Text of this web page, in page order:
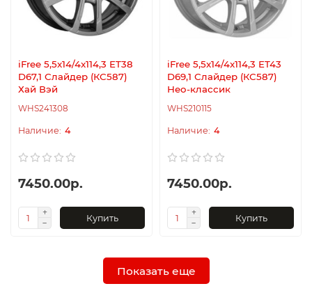
iFree 5,5x14/4x114,3 ET38
D67,1 Слайдер (КС587)
Хай Вэй
WHS241308
4
7450.00р.
Купить
iFree 5,5x14/4x114,3 ET43
D69,1 Слайдер (КС587)
Нео-классик
WHS210115
4
7450.00р.
Купить
Показать еще